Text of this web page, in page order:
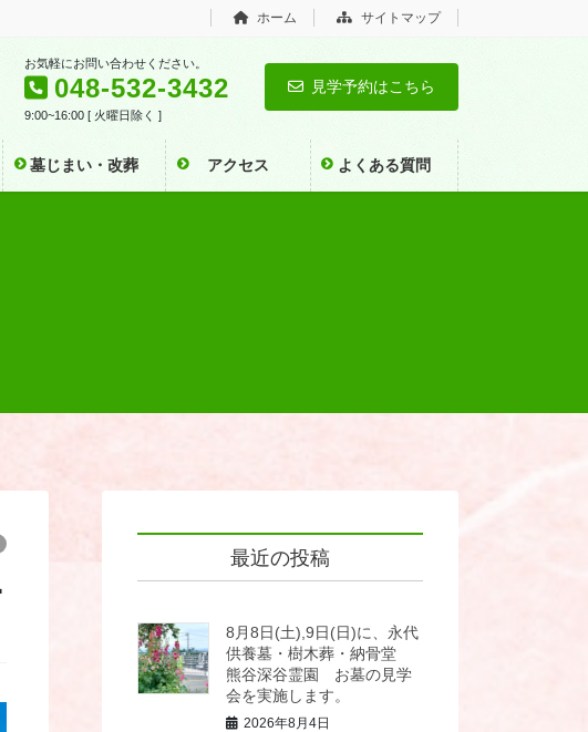
ホーム サイトマップ
お気軽にお問い合わせください。
048-532-3432
9:00~16:00 [ 火曜日除く ]
見学予約はこちら
墓じまい・改葬 アクセス よくある質問
最近の投稿
8月8日(土),9日(日)に、永代
供養墓・樹木葬・納骨堂
熊谷深谷霊園 お墓の見学
会を実施します。
2026年8月4日